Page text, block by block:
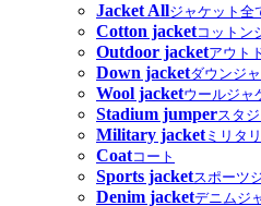
Jacket Allジャケット全
Cotton jacketコットン
Outdoor jacketアウト
Down jacketダウンジ
Wool jacketウールジャ
Stadium jumperスタ
Military jacketミリタ
Coatコート
Sports jacketスポーツ
Denim jacketデニムジ